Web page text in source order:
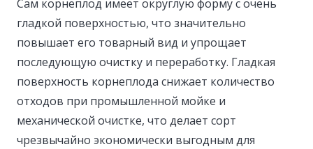
Сам корнеплод имеет округлую форму с очень
гладкой поверхностью, что значительно
повышает его товарный вид и упрощает
последующую очистку и переработку. Гладкая
поверхность корнеплода снижает количество
отходов при промышленной мойке и
механической очистке, что делает сорт
чрезвычайно экономически выгодным для